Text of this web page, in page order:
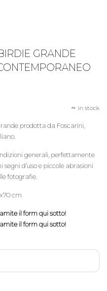
GRANDE
in stock
prodotta da Foscarini,
generali, perfettamente
d’uso e piccole abrasioni
fotografie.
cm
il form qui sotto!
il form qui sotto!